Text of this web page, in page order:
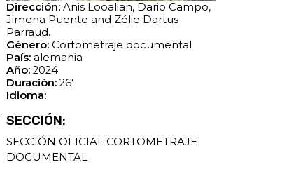
Dirección:Anis Looalian, Dario Campo,
Jimena Puente and Zélie Dartus-
Parraud.
Género:Cortometraje documental
País:alemania
Año:2024
Duración:26'
Idioma:
SECCIÓN:
SECCIÓN OFICIAL CORTOMETRAJE
DOCUMENTAL